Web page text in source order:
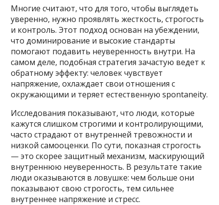
Многие считают, что для того, чтобы выглядеть
уверенно, нужно проявлять жесткость, строгость
и контроль. Этот подход основан на убеждении,
что доминирование и высокие стандарты
помогают подавить неуверенность внутри. На
самом деле, подобная стратегия зачастую ведет к
обратному эффекту: человек чувствует
напряжение, охлаждает свои отношения с
окружающими и теряет естественную spontaneity.
Исследования показывают, что люди, которые
кажутся слишком строгими и контролирующими,
часто страдают от внутренней тревожности и
низкой самооценки. По сути, показная строгость
— это скорее защитный механизм, маскирующий
внутреннюю неуверенность. В результате такие
люди оказываются в ловушке: чем больше они
показывают свою строгость, тем сильнее
внутреннее напряжение и стресс.